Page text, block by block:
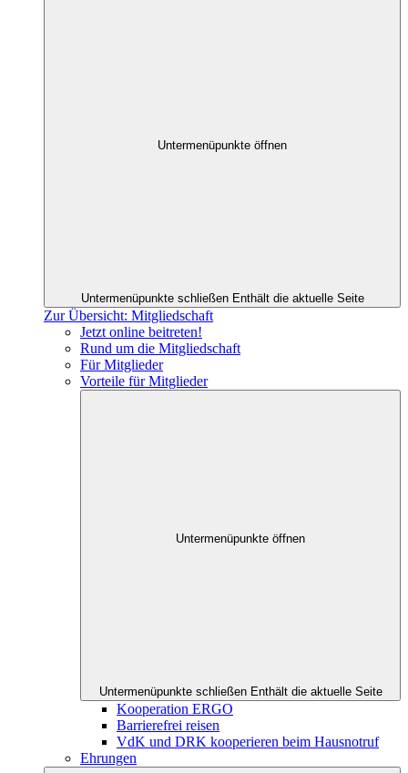
Untermenüpunkte öffnen
Untermenüpunkte schließen Enthält die aktuelle Seite
Zur Übersicht: Mitgliedschaft
Jetzt online beitreten!
Rund um die Mitgliedschaft
Für Mitglieder
Vorteile für Mitglieder
Untermenüpunkte öffnen
Untermenüpunkte schließen Enthält die aktuelle Seite
Kooperation ERGO
Barrierefrei reisen
VdK und DRK kooperieren beim Hausnotruf
Ehrungen